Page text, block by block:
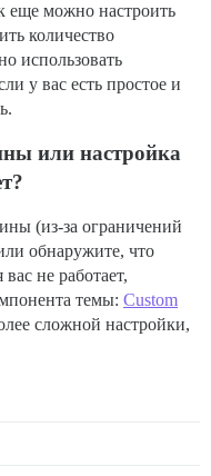
еще можно настроить
количество
использовать
у вас есть простое и
или настройка
(из-за ограничений
обнаружите, что
не работает,
темы: Custom
сложной настройки,